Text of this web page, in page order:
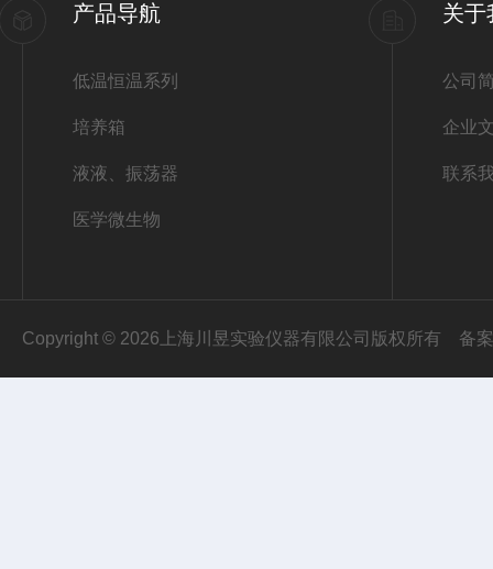
产品导航
低温恒温系列
培养箱
液液、振荡器
医学微生物
关于
公司
企业
联系
Copyright © 2026上海川昱实验仪器有限公司版权所有 备